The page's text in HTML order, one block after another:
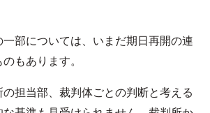
部については、いまだ期日再開の連
もあります。
担当部、裁判体ごとの判断と考える